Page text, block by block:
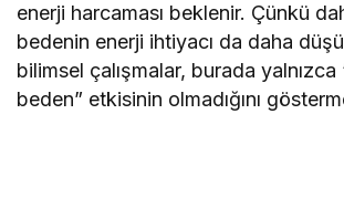
enerji harcaması beklenir. Çünkü
bedenin enerji ihtiyacı da daha
bilimsel çalışmalar, burada yalnızca
beden” etkisinin olmadığını